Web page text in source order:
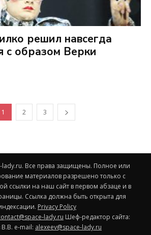
решил навсегда
с образом Верки
1 2 3
lady.ru. Все права защищены. Полное или
материалов разрешено только с
ссылки на наш сайт в первом абзаце и в
Ссылка должна быть открыта для
Privacy Policy
lady.ru Шеф-редактор сайта:
В.В. e-mail: alexeev@space-lady.ru